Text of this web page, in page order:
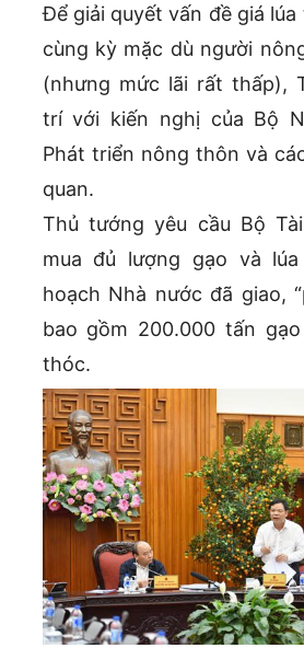
Để giải quyết vấn đề giá
cùng kỳ mặc dù người
(nhưng mức lãi rất thấp),
trí với kiến nghị của Bộ
Phát triển nông thôn và
quan.
Thủ tướng yêu cầu Bộ
mua đủ lượng gạo và
hoạch Nhà nước đã giao,
bao gồm 200.000 tấn
thóc.